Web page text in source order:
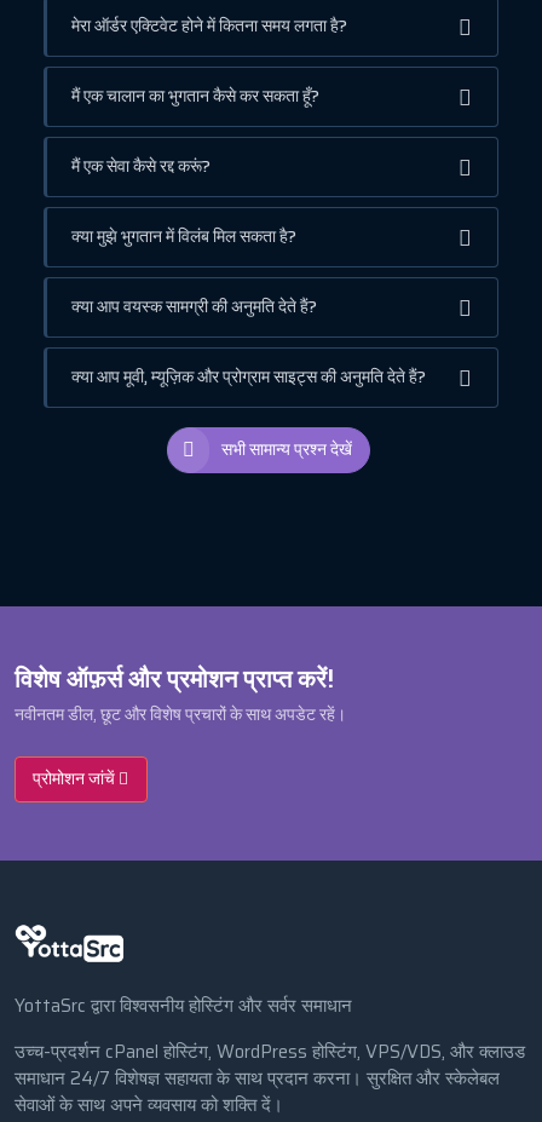
मेरा ऑर्डर एक्टिवेट होने में कितना समय लगता है?
मैं एक चालान का भुगतान कैसे कर सकता हूँ?
मैं एक सेवा कैसे रद्द करूं?
क्या मुझे भुगतान में विलंब मिल सकता है?
क्या आप वयस्क सामग्री की अनुमति देते हैं?
क्या आप मूवी, म्यूज़िक और प्रोग्राम साइट्स की अनुमति देते हैं?
सभी सामान्य प्रश्न देखें
विशेष ऑफ़र्स और प्रमोशन प्राप्त करें!
नवीनतम डील, छूट और विशेष प्रचारों के साथ अपडेट रहें।
प्रोमोशन जांचें
YottaSrc द्वारा विश्वसनीय होस्टिंग और सर्वर समाधान
उच्च-प्रदर्शन cPanel होस्टिंग, WordPress होस्टिंग, VPS/VDS, और क्लाउड
समाधान 24/7 विशेषज्ञ सहायता के साथ प्रदान करना। सुरक्षित और स्केलेबल
सेवाओं के साथ अपने व्यवसाय को शक्ति दें।